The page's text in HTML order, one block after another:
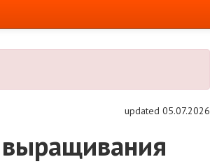
updated 05.07.2026